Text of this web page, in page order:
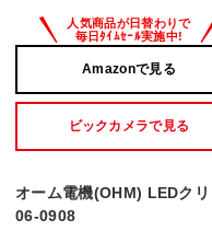
Amazonで見る
ビックカメラで見る
オーム電機(OHM) LEDク
06-0908